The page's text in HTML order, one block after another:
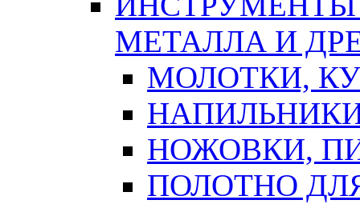
МЕТАЛЛА И
МОЛОТКИ,
НОЖОВКИ,
ПОЛОТНО